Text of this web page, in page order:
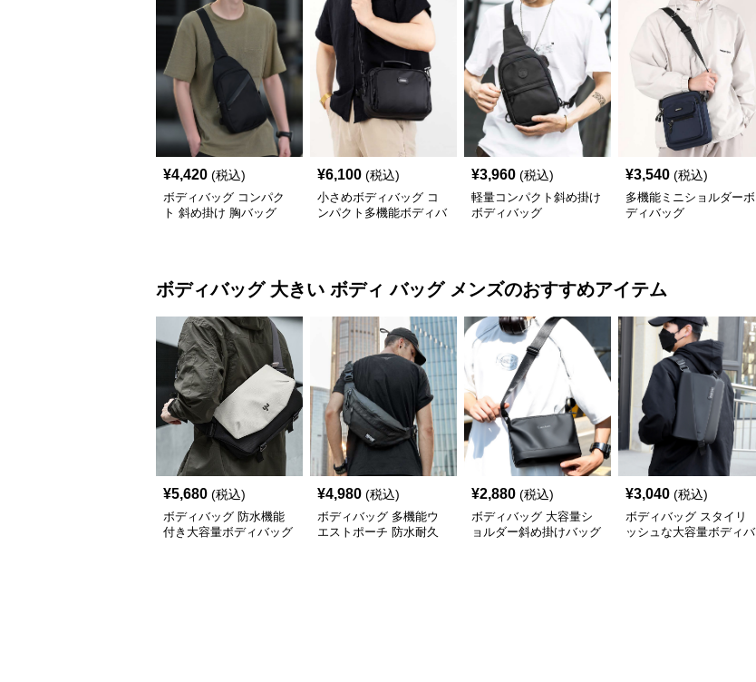
¥4,420 (税込)
ボディバッグ コンパク
ト 斜め掛け 胸バッグ
¥6,100 (税込)
小さめボディバッグ コ
ンパクト多機能ボディバ
¥3,960 (税込)
軽量コンパクト斜め掛け
ボディバッグ
¥3,540 (税込)
多機能ミニショルダーボ
ディバッグ
ボディバッグ 大きい ボディ バッグ メンズのおすすめアイテム
¥5,680 (税込)
ボディバッグ 防水機能
付き大容量ボディバッグ
¥4,980 (税込)
ボディバッグ 多機能ウ
エストポーチ 防水耐久
¥2,880 (税込)
ボディバッグ 大容量シ
ョルダー斜め掛けバッグ
¥3,040 (税込)
ボディバッグ スタイリ
ッシュな大容量ボディバ